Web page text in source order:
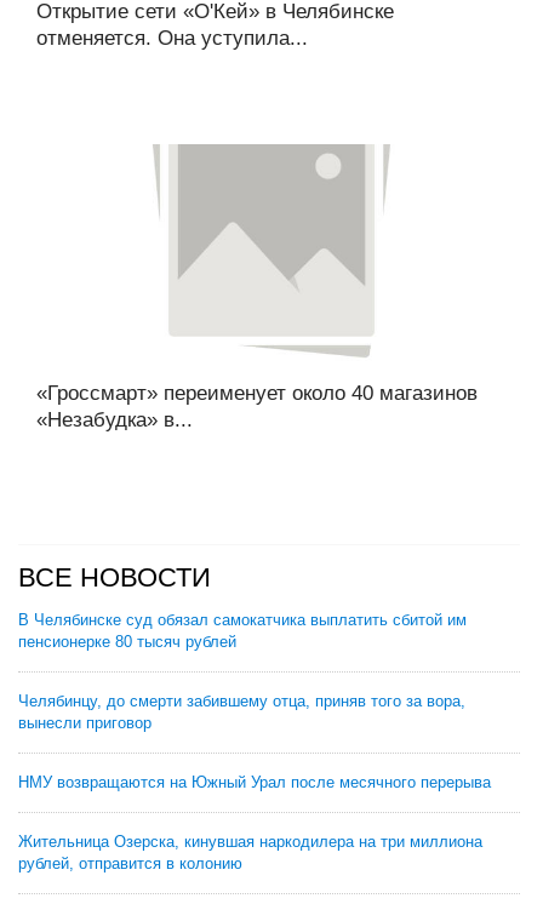
Открытие сети «О'Кей» в Челябинске
отменяется. Она уступила...
«Гроссмарт» переименует около 40 магазинов
«Незабудка» в...
ВСЕ НОВОСТИ
В Челябинске суд обязал самокатчика выплатить сбитой им
пенсионерке 80 тысяч рублей
Челябинцу, до смерти забившему отца, приняв того за вора,
вынесли приговор
НМУ возвращаются на Южный Урал после месячного перерыва
Жительница Озерска, кинувшая наркодилера на три миллиона
рублей, отправится в колонию